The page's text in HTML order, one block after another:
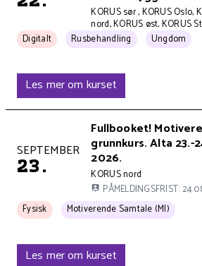
Kursets arrangør er
KORUS sør , KORUS Oslo,
nord, KORUS øst, KORUS
Kurset arrangeres
Digitalt Kurset har 2 tema kategorier:
Rusbehandling Ungdom
Les mer om kurset
Kursets overskrift
Fullbooket!
grunnkurs. Alta 23.-
2026.
Kursets arrangør er
KORUS nord
PÅMELDINGSFRIST:
Kurset holdes på
SEPTEMBER
23.
Kurset arrangeres
Fysisk Kurset har 1 tema kategorier:
Motiverende Samtale (MI)
Les mer om kurset